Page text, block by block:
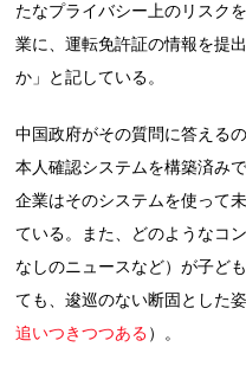
たなプライバシー上のリスク
業に、運転免許証の情報を提
か」と記している。
中国政府がその質問に答える
本人確認システムを構築済み
企業はそのシステムを使って
ている。また、どのようなコ
なしのニュースなど）が子ど
ても、逡巡のない断固とした
追いつきつつある）。